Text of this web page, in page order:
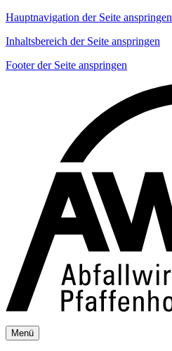
Hauptnavigation der Seite anspringen
Inhaltsbereich der Seite anspringen
Footer der Seite anspringen
Menü